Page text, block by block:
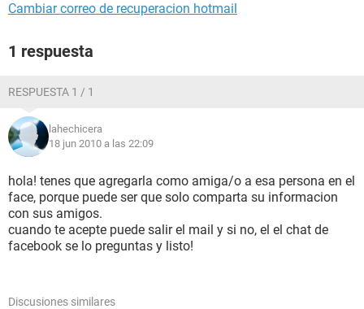
Cambiar correo de recuperacion hotmail
1 respuesta
RESPUESTA 1 / 1
lahechicera
18 jun 2010 a las 22:09
hola! tenes que agregarla como amiga/o a esa persona en el
face, porque puede ser que solo comparta su informacion
con sus amigos.
cuando te acepte puede salir el mail y si no, el el chat de
facebook se lo preguntas y listo!
Discusiones similares